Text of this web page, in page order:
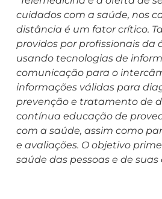
cuidados com a saúde, nos
distância é um fator crítico.
providos por profissionais da
usando tecnologias de
comunicação para o
informações válidas para
prevenção e tratamento de
contínua educação de
com a saúde, assim como
e avaliações. O objetivo
saúde das pessoas e de suas